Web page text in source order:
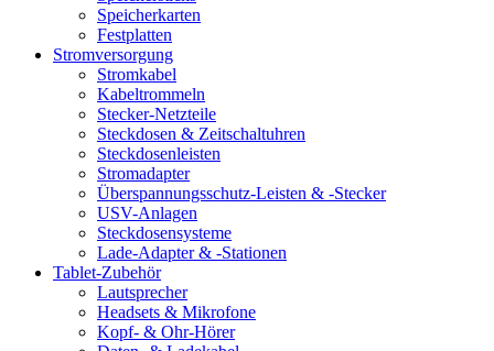
Speicherkarten
Festplatten
Stromversorgung
Stromkabel
Kabeltrommeln
Stecker-Netzteile
Steckdosen & Zeitschaltuhren
Steckdosenleisten
Stromadapter
Überspannungsschutz-Leisten & -Stecker
USV-Anlagen
Steckdosensysteme
Lade-Adapter & -Stationen
Tablet-Zubehör
Lautsprecher
Headsets & Mikrofone
Kopf- & Ohr-Hörer